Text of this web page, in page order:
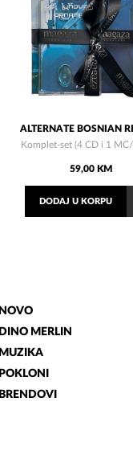
ALTERNATE BOSNIAN
Komplet-set (4 CD i 1
59,00 KM
DODAJ U KORPU
NOVO
DINO MERLIN
MUZIKA
POKLONI
BRENDOVI